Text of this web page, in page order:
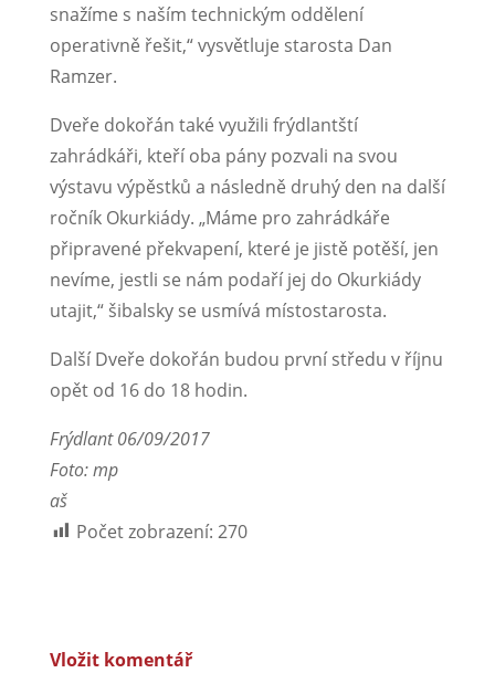
snažíme s naším technickým oddělení
operativně řešit,“ vysvětluje starosta Dan
Ramzer.
Dveře dokořán také využili frýdlantští
zahrádkáři, kteří oba pány pozvali na svou
výstavu výpěstků a následně druhý den na další
ročník Okurkiády. „Máme pro zahrádkáře
připravené překvapení, které je jistě potěší, jen
nevíme, jestli se nám podaří jej do Okurkiády
utajit,“ šibalsky se usmívá místostarosta.
Další Dveře dokořán budou první středu v říjnu
opět od 16 do 18 hodin.
Frýdlant 06/09/2017
Foto: mp
aš
Počet zobrazení: 270
Vložit komentář